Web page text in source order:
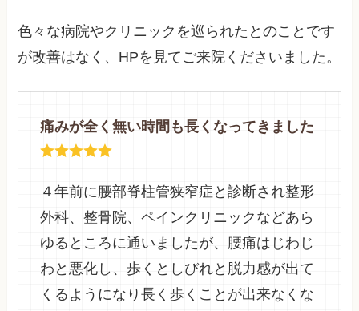
色々な病院やクリニックを巡られたとのことです
が改善はなく、HPを見てご来院くださいました。
痛みが全く無い時間も長くなってきました
４年前に腰部脊柱管狭窄症と診断され整形
外科、整骨院、ペインクリニックなどあら
ゆるところに通いましたが、腰痛はじわじ
わと悪化し、歩くとしびれと脱力感が出て
くるようになり長く歩くことが出来なくな